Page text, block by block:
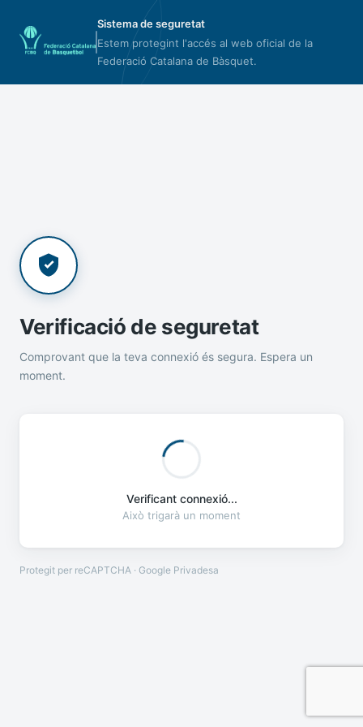
Sistema de seguretat
Estem protegint l'accés al web oficial de la
Federació Catalana de Bàsquet.
Verificació de seguretat
Comprovant que la teva connexió és segura. Espera un
moment.
Verificant connexió...
Això trigarà un moment
Protegit per reCAPTCHA · Google Privadesa